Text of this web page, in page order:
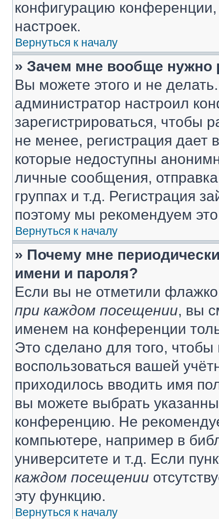
конфигурацию
настроек.
Вернуться к началу
» Зачем мне вообще нужно
Вы можете этого и не
администратор настроил
зарегистрироваться, чтобы
не менее, регистрация
которые недоступны
личные сообщения,
группах и т.д. Регистрация
поэтому мы рекомендуем
Вернуться к началу
» Почему мне
имени и пароля?
Если вы не отметили
при каждом посещении, вы
именем на конференции
Это сделано для того, чтобы
воспользоваться вашей
приходилось вводить имя
вы можете выбрать
конференцию. Не
компьютере, например в
университете и т.д. Если
каждом посещении
эту функцию.
Вернуться к началу